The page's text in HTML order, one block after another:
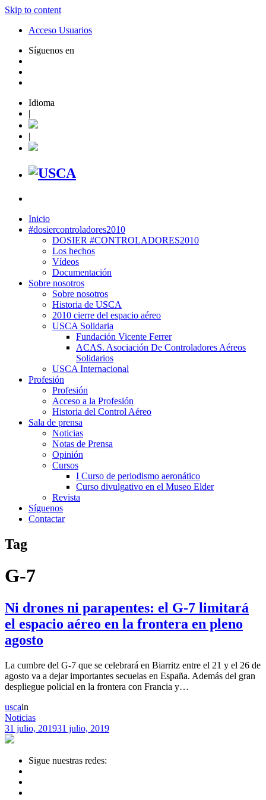
Skip to content
Acceso Usuarios
Síguenos en
Idioma
|
|
Inicio
#dosiercontroladores2010
DOSIER #CONTROLADORES2010
Los hechos
Vídeos
Documentación
Sobre nosotros
Sobre nosotros
Historia de USCA
2010 cierre del espacio aéreo
USCA Solidaria
Fundación Vicente Ferrer
ACAS. Asociación De Controladores Aéreos
Solidarios
USCA Internacional
Profesión
Profesión
Acceso a la Profesión
Historia del Control Aéreo
Sala de prensa
Noticias
Notas de Prensa
Opinión
Cursos
I Curso de periodismo aeronático
Curso divulgativo en el Museo Elder
Revista
Síguenos
Contactar
Tag
G-7
Ni drones ni parapentes: el G-7 limitará
el espacio aéreo en la frontera en pleno
agosto
La cumbre del G-7 que se celebrará en Biarritz entre el 21 y el 26 de
agosto va a dejar importantes secuelas en España. Además del gran
despliegue policial en la frontera con Francia y…
uscain
Noticias
31 julio, 201931 julio, 2019
Sigue nuestras redes: